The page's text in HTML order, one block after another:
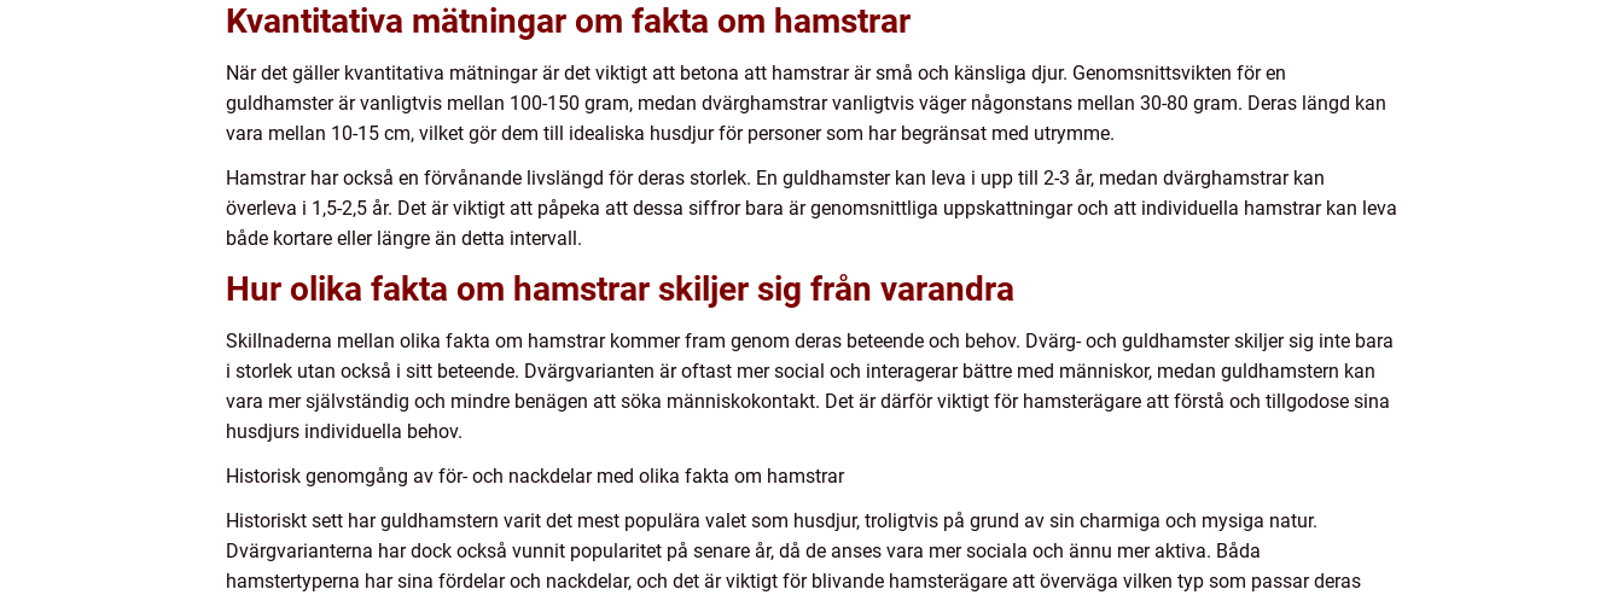
Kvantitativa mätningar om fakta om hamstrar
När det gäller kvantitativa mätningar är det viktigt att betona att hamstrar är små och känsliga djur. Genomsnittsvikten för en
guldhamster är vanligtvis mellan 100-150 gram, medan dvärghamstrar vanligtvis väger någonstans mellan 30-80 gram. Deras längd kan
vara mellan 10-15 cm, vilket gör dem till idealiska husdjur för personer som har begränsat med utrymme.
Hamstrar har också en förvånande livslängd för deras storlek. En guldhamster kan leva i upp till 2-3 år, medan dvärghamstrar kan
överleva i 1,5-2,5 år. Det är viktigt att påpeka att dessa siffror bara är genomsnittliga uppskattningar och att individuella hamstrar kan leva
både kortare eller längre än detta intervall.
Hur olika fakta om hamstrar skiljer sig från varandra
Skillnaderna mellan olika fakta om hamstrar kommer fram genom deras beteende och behov. Dvärg- och guldhamster skiljer sig inte bara
i storlek utan också i sitt beteende. Dvärgvarianten är oftast mer social och interagerar bättre med människor, medan guldhamstern kan
vara mer självständig och mindre benägen att söka människokontakt. Det är därför viktigt för hamsterägare att förstå och tillgodose sina
husdjurs individuella behov.
Historisk genomgång av för- och nackdelar med olika fakta om hamstrar
Historiskt sett har guldhamstern varit det mest populära valet som husdjur, troligtvis på grund av sin charmiga och mysiga natur.
Dvärgvarianterna har dock också vunnit popularitet på senare år, då de anses vara mer sociala och ännu mer aktiva. Båda
hamstertyperna har sina fördelar och nackdelar, och det är viktigt för blivande hamsterägare att överväga vilken typ som passar deras